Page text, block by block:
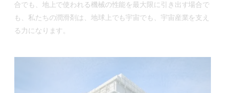
合でも、地上で使われる機械の性能を最大限に引き出す場合で
も、私たちの潤滑剤は、地球上でも宇宙でも、宇宙産業を支え
る力になります。